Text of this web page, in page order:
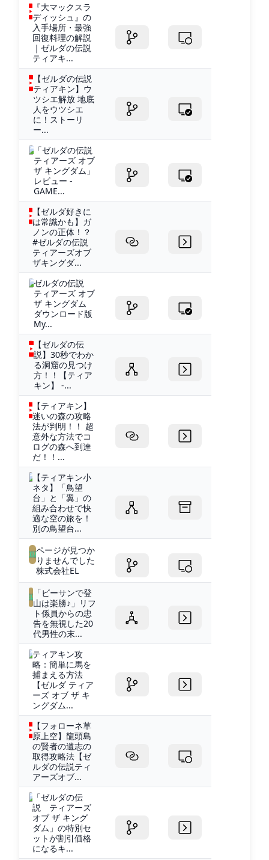
『大マックスラ
ディッシュ』の
入手場所・最強
回復料理の解説
｜ゼルダの伝説
ティアキ...
【ゼルダの伝説
ティアキン】ウ
ツシエ解放 地底
人をウツシエ
に！ストーリ
ー...
「ゼルダの伝説
ティアーズ オブ
ザ キングダム」
レビュー -
GAME...
【ゼルダ好きに
は常識かも】ガ
ノンの正体！？
#ゼルダの伝説
ティアーズオブ
ザキングダ...
ゼルダの伝説
ティアーズ オブ
ザ キングダム
ダウンロード版
My...
【ゼルダの伝
説】30秒でわか
る洞窟の見つけ
方！！【ティア
キン】 -...
【ティアキン】
迷いの森の攻略
法が判明！！ 超
意外な方法でコ
ログの森へ到達
だ！！...
【ティアキン小
ネタ】「鳥望
台」と「翼」の
組み合わせで快
適な空の旅を！
別の鳥望台...
ページが見つか
りませんでした
株式会社EL
「ビーサンで登
山は楽勝♪」リフ
ト係員からの忠
告を無視した20
代男性の末...
ティアキン攻
略：簡単に馬を
捕まえる方法
【ゼルダ ティア
ーズ オブ ザ キ
ングダム...
【フォローネ草
原上空】龍頭島
の賢者の遺志の
取得攻略法【ゼ
ルダの伝説ティ
アーズオブ...
「ゼルダの伝
説 ティアーズ
オブ ザ キング
ダム」の特別セ
ットが割引価格
になるキ...